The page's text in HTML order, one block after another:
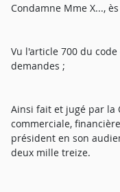
Condamne Mme X...,
Vu l'article 700 du
demandes ;
Ainsi fait et jugé par la
commerciale,
président en son
deux mille treize.